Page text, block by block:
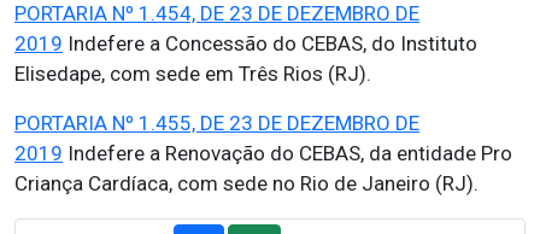
PORTARIA Nº 1.454, DE 23 DE DEZEMBRO DE
2019 Indefere a Concessão do CEBAS, do Instituto
Elisedape, com sede em Três Rios (RJ).
PORTARIA Nº 1.455, DE 23 DE DEZEMBRO DE
2019 Indefere a Renovação do CEBAS, da entidade Pro
Criança Cardíaca, com sede no Rio de Janeiro (RJ).